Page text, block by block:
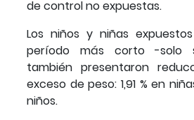
de control no expuestas.
Los niños y niñas
período más corto -solo
también presentaron
exceso de peso: 1,91 % en
niños.